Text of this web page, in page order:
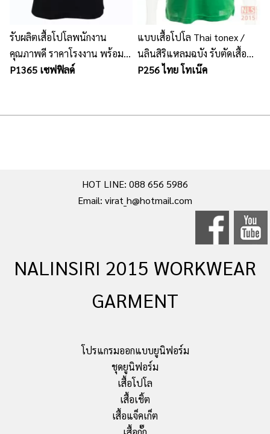
รับผลิตเสื้อโปโลพนักงาน
คุณภาพดี ราคาโรงงาน พร้อม
ปักโลโก้
P1365 เซฟฟิลด์
แบบเสื้อโปโล Thai tonex /
นลินสิริแหลมฉบัง รับตัดเสื้อ
โปโลพร้อมปักโลโก้
P256 ไทย โทเน๊ค
HOT LINE: 088 656 5986
Email: virat_h@hotmail.com
NALINSIRI 2015 WORKWEAR
GARMENT
โปรแกรมออกแบบยูนิฟอร์ม
ชุดยูนิฟอร์ม
เสื้อโปโล
เสื้อเชิ้ต
เสื้อแจ็คเก็ต